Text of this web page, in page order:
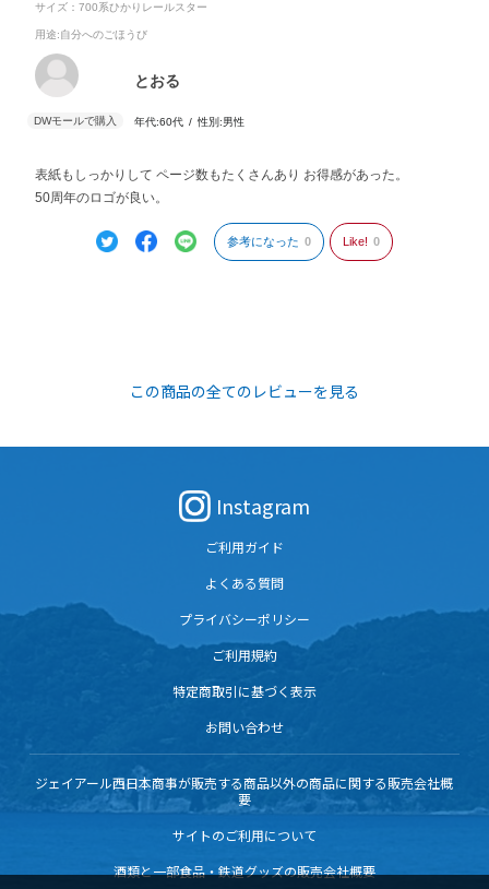
サイズ：700系ひかりレールスター
用途:自分へのごほうび
とおる
年代:60代 性別:男性
表紙もしっかりして ページ数もたくさんあり お得感があった。
50周年のロゴが良い。
参考になった 0 Like! 0
この商品の全てのレビューを見る
Instagram
ご利用ガイド
よくある質問
プライバシーポリシー
ご利用規約
特定商取引に基づく表示
お問い合わせ
ジェイアール西日本商事が販売する商品以外の商品に関する販売会社概
要
サイトのご利用について
酒類と一部食品・鉄道グッズの販売会社概要